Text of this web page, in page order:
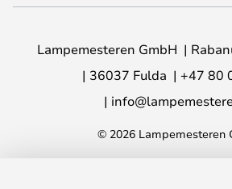
Lampemesteren GmbH
36037 Fulda
+47 80
© 2026 Lampemesteren